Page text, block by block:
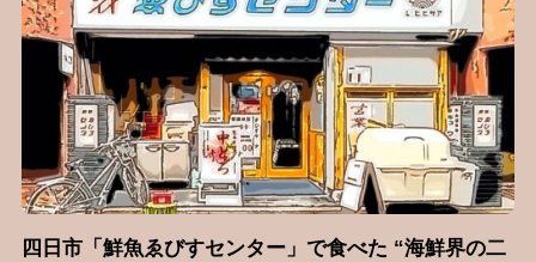
四日市「鮮魚ゑびすセンター」で食べた “海鮮界の二